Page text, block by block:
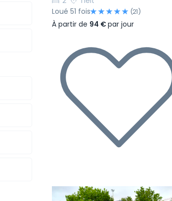
Loué 51 fois
(21)
À partir de 94 €par jour